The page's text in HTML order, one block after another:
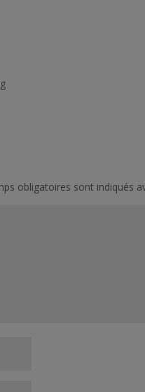
obligatoires sont indiqués